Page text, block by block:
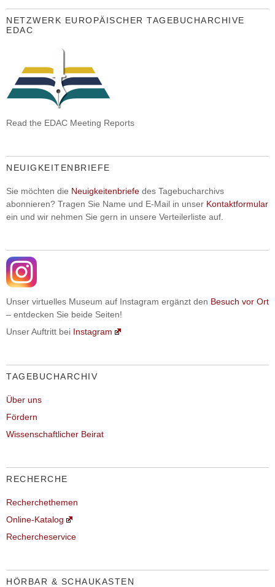
NETZWERK EUROPÄISCHER TAGEBUCHARCHIVE
EDAC
Read the EDAC Meeting Reports
NEUIGKEITENBRIEFE
Sie möchten die Neuigkeitenbriefe des Tagebucharchivs
abonnieren? Tragen Sie Name und E-Mail in unser Kontaktformular
ein und wir nehmen Sie gern in unsere Verteilerliste auf.
Unser virtuelles Museum auf Instagram ergänzt den Besuch vor Ort
– entdecken Sie beide Seiten!
Unser Auftritt bei Instagram
TAGEBUCHARCHIV
Über uns
Fördern
Wissenschaftlicher Beirat
RECHERCHE
Recherchethemen
Online-Katalog
Rechercheservice
HÖRBAR & SCHAUKASTEN